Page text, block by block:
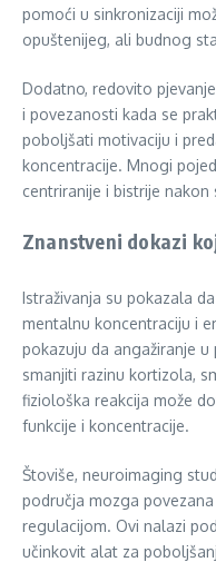
pomoći u sinkronizaciji
opuštenijeg, ali budnog
Dodatno, redovito
i povezanosti kada se
poboljšati motivaciju i
koncentracije. Mnogi
centriranije i bistrije nakon
Znanstveni dokazi
Istraživanja su pokazala
mentalnu koncentraciju i
pokazuju da angažiranje
smanjiti razinu kortizola,
fiziološka reakcija može
funkcije i koncentracije.
Štoviše, neuroimaging
područja mozga
regulacijom. Ovi nalazi
učinkovit alat za